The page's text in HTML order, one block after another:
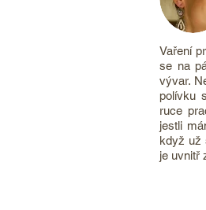
Vaření
se na
vývar.
polívku
ruce
jestli
když už
je uvnitř